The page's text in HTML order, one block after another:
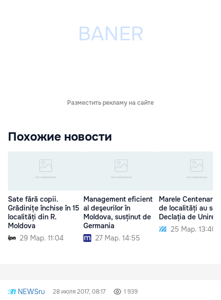
Разместить рекламу на сайте
Похожие новости
Sate fără copii.
Grădinițe închise în 15
localități din R.
Moldova
29 Мар. 11:04
Management eficient
al deşeurilor în
Moldova, susținut de
Germania
27 Мар. 14:55
Marele Centenar:
de localități au
Declația de Unire
25 Мар. 13:40
NEWSru 28 июля 2017, 08:17 1 939